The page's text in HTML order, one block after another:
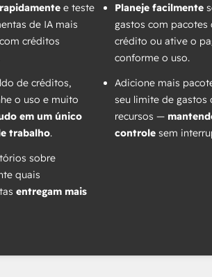
e teste
de IA mais
créditos
de créditos,
o uso e muito
em um único
trabalho.
sobre
quais
entregam mais
Planeje facilmente
gastos com pacotes
crédito ou ative o
conforme o uso.
Adicione mais
seu limite de gastos
recursos —
controle sem